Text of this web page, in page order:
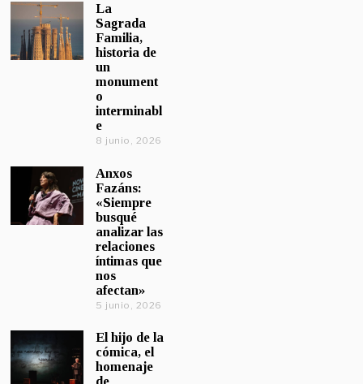
La
Sagrada
Familia,
historia de
un
monument
o
interminabl
e
8 junio, 2026
Anxos
Fazáns:
«Siempre
busqué
analizar las
relaciones
íntimas que
nos
afectan»
5 junio, 2026
El hijo de la
cómica, el
homenaje